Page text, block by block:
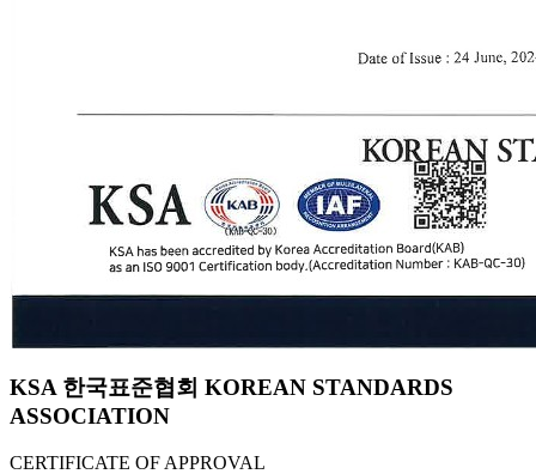
KSA 한국표준협회 KOREAN STANDARDS
ASSOCIATION
CERTIFICATE OF APPROVAL